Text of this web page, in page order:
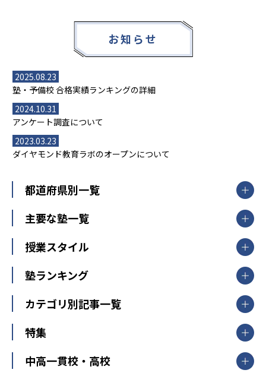
お知らせ
2025.08.23
塾・予備校 合格実績ランキングの詳細
2024.10.31
アンケート調査について
2023.03.23
ダイヤモンド教育ラボのオープンについて
都道府県別一覧
北海道・東北
山形県
福島県
関東
東京都
神奈川県
茨城県
栃木県
群馬県
新潟県
中部
愛知県
静岡県
長野県
主要な塾一覧
【掲載塾一覧を見る】
東京個別指導学院
明光義塾
個別教室のトライ
武田塾
授業スタイル
個別指導
オンライン指導
塾ランキング
中学受験ランキング
カテゴリ別記事一覧
中学受験
大学受験
特集
開成番長直伝！子どもの受験を成功させる方法
中高一貫校・高校